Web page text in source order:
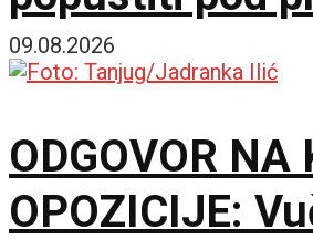
09.08.2026
ODGOVOR NA
OPOZICIJE: